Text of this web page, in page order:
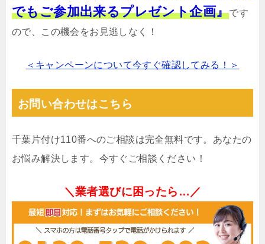
でもご参加出来るプレゼント企画』です
ので、この機会をお見逃しなく！
＜キャンペーンについて今すぐ確認してみる！＞
お問い合わせはこちら
千葉片付け110番へのご相談は完全無料です。あなたの
お悩み解決します。今すぐご相談ください！
＼業者選びに困ったら…／